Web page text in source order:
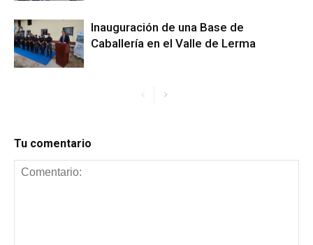
Inauguración de una Base de
Caballería en el Valle de Lerma
Tu comentario